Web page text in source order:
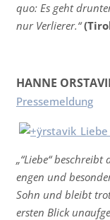
quo: Es geht
nur Verlierer.“
HANNE
Pressemeldung
„“Liebe“
engen und
Sohn und bleibt
ersten Blick